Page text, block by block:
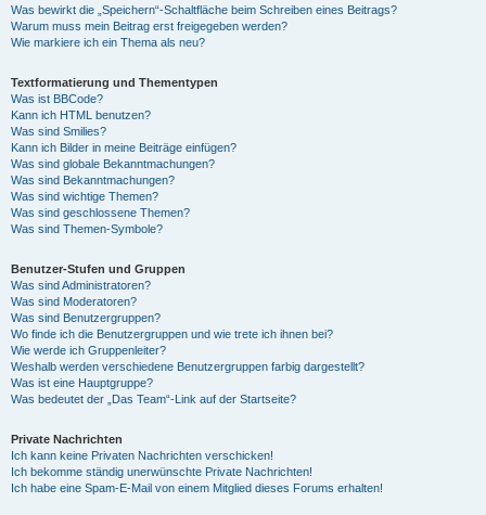
Was bewirkt die „Speichern“-Schaltfläche beim Schreiben eines Beitrags?
Warum muss mein Beitrag erst freigegeben werden?
Wie markiere ich ein Thema als neu?
Textformatierung und Thementypen
Was ist BBCode?
Kann ich HTML benutzen?
Was sind Smilies?
Kann ich Bilder in meine Beiträge einfügen?
Was sind globale Bekanntmachungen?
Was sind Bekanntmachungen?
Was sind wichtige Themen?
Was sind geschlossene Themen?
Was sind Themen-Symbole?
Benutzer-Stufen und Gruppen
Was sind Administratoren?
Was sind Moderatoren?
Was sind Benutzergruppen?
Wo finde ich die Benutzergruppen und wie trete ich ihnen bei?
Wie werde ich Gruppenleiter?
Weshalb werden verschiedene Benutzergruppen farbig dargestellt?
Was ist eine Hauptgruppe?
Was bedeutet der „Das Team“-Link auf der Startseite?
Private Nachrichten
Ich kann keine Privaten Nachrichten verschicken!
Ich bekomme ständig unerwünschte Private Nachrichten!
Ich habe eine Spam-E-Mail von einem Mitglied dieses Forums erhalten!